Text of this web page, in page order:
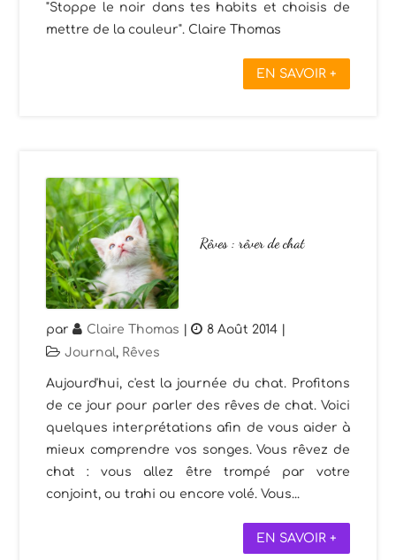
"Stoppe le noir dans tes habits et choisis de
mettre de la couleur". Claire Thomas
EN SAVOIR +
Rêves : rêver de chat
par Claire Thomas | 8 Août 2014
Journal, Rêves
Aujourd'hui, c'est la journée du chat. Profitons
de ce jour pour parler des rêves de chat. Voici
quelques interprétations afin de vous aider à
mieux comprendre vos songes. Vous rêvez de
chat : vous allez être trompé par votre
conjoint, ou trahi ou encore volé. Vous...
EN SAVOIR +